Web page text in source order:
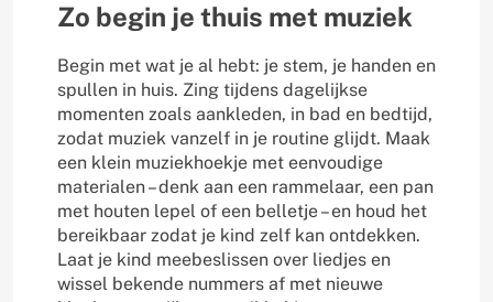
Zo begin je thuis met muziek
Begin met wat je al hebt: je stem, je handen en
spullen in huis. Zing tijdens dagelijkse
momenten zoals aankleden, in bad en bedtijd,
zodat muziek vanzelf in je routine glijdt. Maak
een klein muziekhoekje met eenvoudige
materialen – denk aan een rammelaar, een pan
met houten lepel of een belletje – en houd het
bereikbaar zodat je kind zelf kan ontdekken.
Laat je kind meebeslissen over liedjes en
wissel bekende nummers af met nieuwe